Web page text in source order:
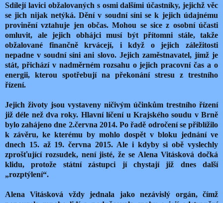
Sdílejí lavici obžalovaných s osmi dalšími účastníky, jejichž věc
se jich nijak netýká. Dění v soudní síni se k jejich údajnému
provinění vztahuje jen občas. Mohou se sice z osobní účasti
omluvit, ale jejich obhájci musí být přítomni stále, takže
obžalované finančně krvácejí, i když o jejich záležitosti
nepadne v soudní síni ani slovo. Jejich zaměstnavatel, jímž je
stát, přichází v nadměrném rozsahu o jejich pracovní čas a o
energii, kterou spotřebují na překonání stresu z trestního
řízení.
Jejich životy jsou vystaveny ničivým účinkům trestního řízení
již déle než dva roky. Hlavní líčení u Krajského soudu v Brně
bylo zahájeno dne 2.června 2014. Po řadě odročení se přiblížilo
k závěru, ke kterému by mohlo dospět v bloku jednání ve
dnech 15. až 19. června 2015. Ale i kdyby si obě vyslechly
zprošťující rozsudek, není jisté, že se Alena Vitásková dočká
klidu, protože státní zástupci jí chystají již dnes další
„rozptýlení“.
Alena Vitásková vždy jednala jako nezávislý orgán, čímž